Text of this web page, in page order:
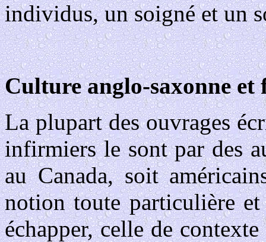
individus, un soigné et un
Culture anglo-saxonne
La plupart des ouvrages
infirmiers le sont par des
au Canada, soit
notion toute particulière
échapper, celle de